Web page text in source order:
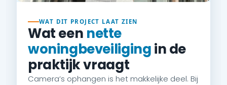
WAT DIT PROJECT LAAT ZIEN
Wat een nette
woningbeveiligingin de
praktijk vraagt
Camera’s ophangen is het makkelijke deel. Bij